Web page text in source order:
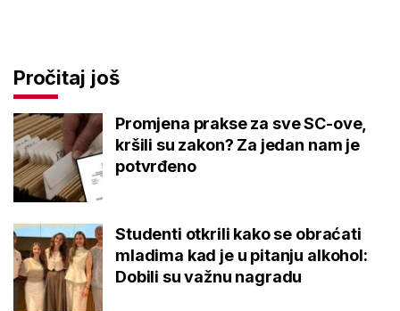
Pročitaj još
Promjena prakse za sve SC-ove,
kršili su zakon? Za jedan nam je
potvrđeno
Studenti otkrili kako se obraćati
mladima kad je u pitanju alkohol:
Dobili su važnu nagradu